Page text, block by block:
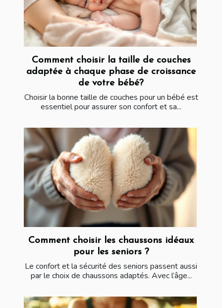
Comment choisir la taille de couches
adaptée à chaque phase de croissance
de votre bébé?
Choisir la bonne taille de couches pour un bébé est
essentiel pour assurer son confort et sa...
Comment choisir les chaussons idéaux
pour les seniors ?
Le confort et la sécurité des seniors passent aussi
par le choix de chaussons adaptés. Avec l’âge...